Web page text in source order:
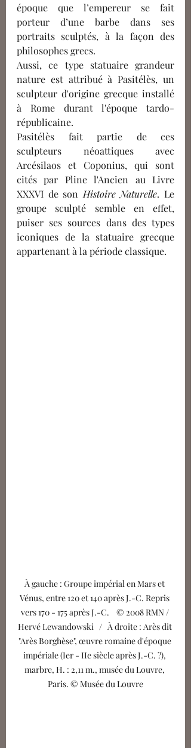
époque que l’empereur se fait
porteur d’une barbe dans ses
portraits sculptés, à la façon des
philosophes grecs.
Aussi, ce type statuaire grandeur
nature est attribué à Pasitélès, un
sculpteur d'origine grecque installé
à Rome durant l'époque tardo-
républicaine.
Pasitélès fait partie de ces
sculpteurs néoattiques avec
Arcésilaos et Coponius, qui sont
cités par Pline l'Ancien au Livre
XXXVI de son Histoire Naturelle. Le
groupe sculpté semble en effet,
puiser ses sources dans des types
iconiques de la statuaire grecque
appartenant à la période classique.
À gauche : Groupe impérial en Mars et
Vénus, entre 120 et 140 après J.-C. Repris
vers 170 - 175 après J.-C.    © 2008 RMN /
Hervé Lewandowski   /   À droite : Arès dit
"Arès Borghèse", œuvre romaine d'époque
impériale (Ier - IIe siècle après J.-C. ?),
marbre, H. : 2,11 m., musée du Louvre,
Paris. © Musée du Louvre